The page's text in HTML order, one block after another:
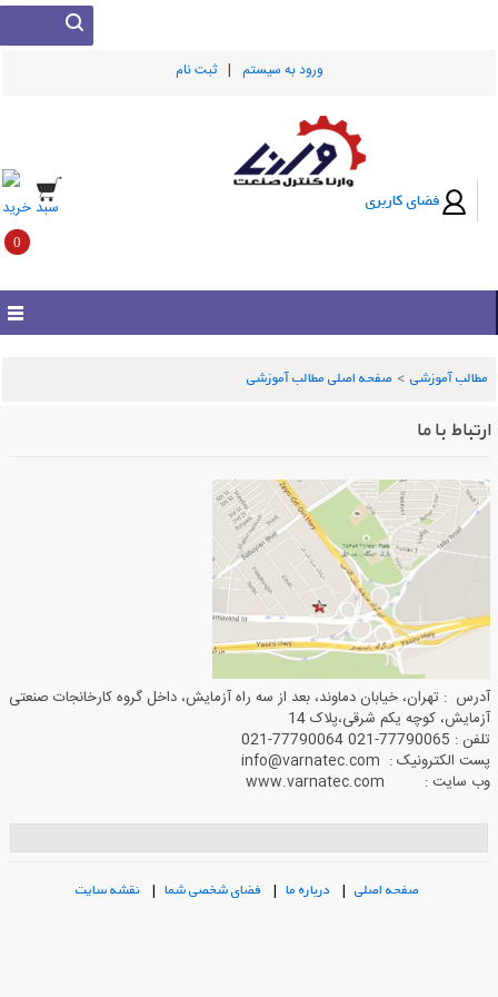
ورود به سيستم| ثبت نام
فضای کاربری سبد خرید
0
مطالب آموزشی> صفحه اصلی مطالب آموزشی
ارتباط با ما
آدرس : تهران، خیابان دماوند، بعد از سه راه آزمایش، داخل گروه کارخانجات صنعتی
آزمایش، کوچه یکم شرقی،پلاک 14
تلفن : 77790065-021 77790064-021
پست الکترونیک : info@varnatec.com
وب سایت : www.varnatec.com
صفحه اصلی| درباره ما| فضای شخصی شما| نقشه سایت